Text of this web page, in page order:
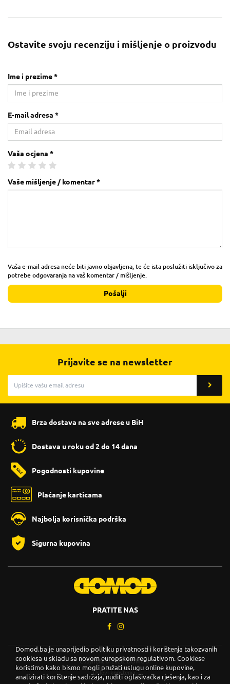
Ostavite svoju recenziju i mišljenje o proizvodu
Ime i prezime *
E-mail adresa *
Vaša ocjena *
Vaše mišljenje / komentar *
Vaša e-mail adresa neće biti javno objavljena, te će ista poslužiti isključivo za
potrebe odgovaranja na vaš komentar / mišljenje.
Pošalji
Prijavite se na newsletter
Brza dostava na sve adrese u BiH
Dostava u roku od 2 do 14 dana
Pogodnosti kupovine
Plaćanje karticama
Najbolja korisnička podrška
Sigurna kupovina
PRATITE NAS
Copyright © 2026. DOMOD.
Uslovi korištenja.
Domod.ba je unaprijedio politiku privatnosti i korištenja takozvanih
cookiesa u skladu sa novom europskom regulativom. Cookiese
koristimo kako bismo mogli pružati uslugu online kupovine,
analizirati korištenje sadržaja, nuditi oglašivačka rješenja, kao i za